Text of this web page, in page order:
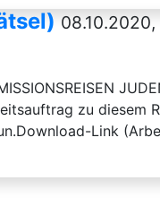
08.10.2020,
zu diesem
Link